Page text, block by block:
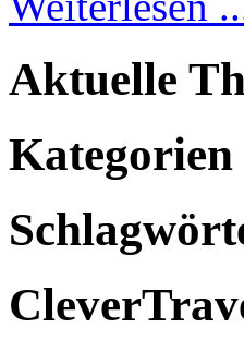
Aktuelle
Kategorien